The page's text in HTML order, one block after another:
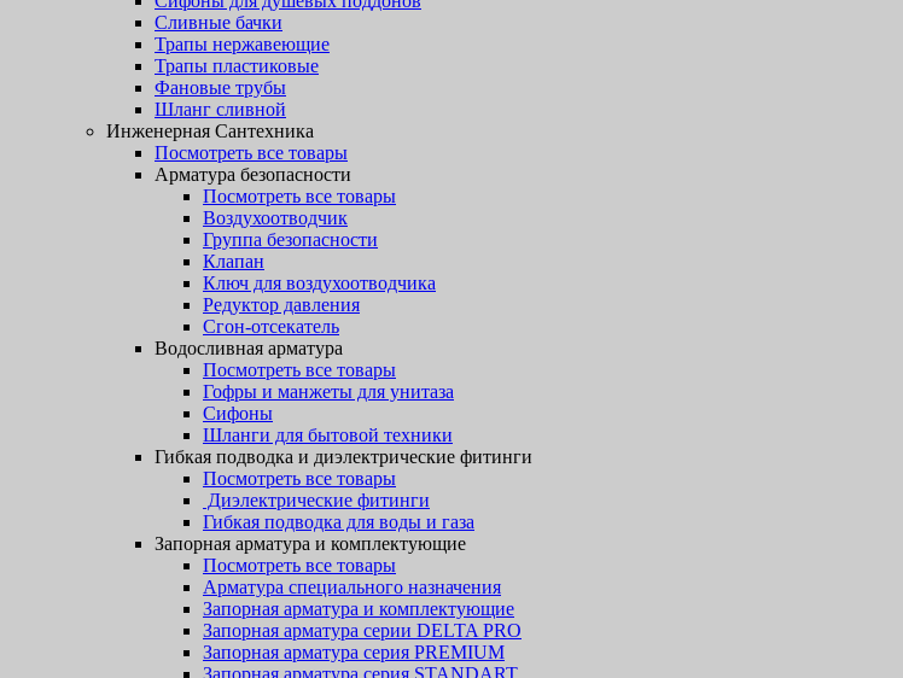
Сливные бачки
Трапы нержавеющие
Трапы пластиковые
Фановые трубы
Шланг сливной
Инженерная Сантехника
Посмотреть все товары
Арматура безопасности
Посмотреть все товары
Воздухоотводчик
Группа безопасности
Клапан
Ключ для воздухоотводчика
Редуктор давления
Сгон-отсекатель
Водосливная арматура
Посмотреть все товары
Гофры и манжеты для унитаза
Сифоны
Шланги для бытовой техники
Гибкая подводка и диэлектрические фитинги
Посмотреть все товары
Диэлектрические фитинги
Гибкая подводка для воды и газа
Запорная арматура и комплектующие
Посмотреть все товары
Арматура специального назначения
Запорная арматура и комплектующие
Запорная арматура серии DELTA PRO
Запорная арматура серия PREMIUM
Запорная арматура серия STANDART